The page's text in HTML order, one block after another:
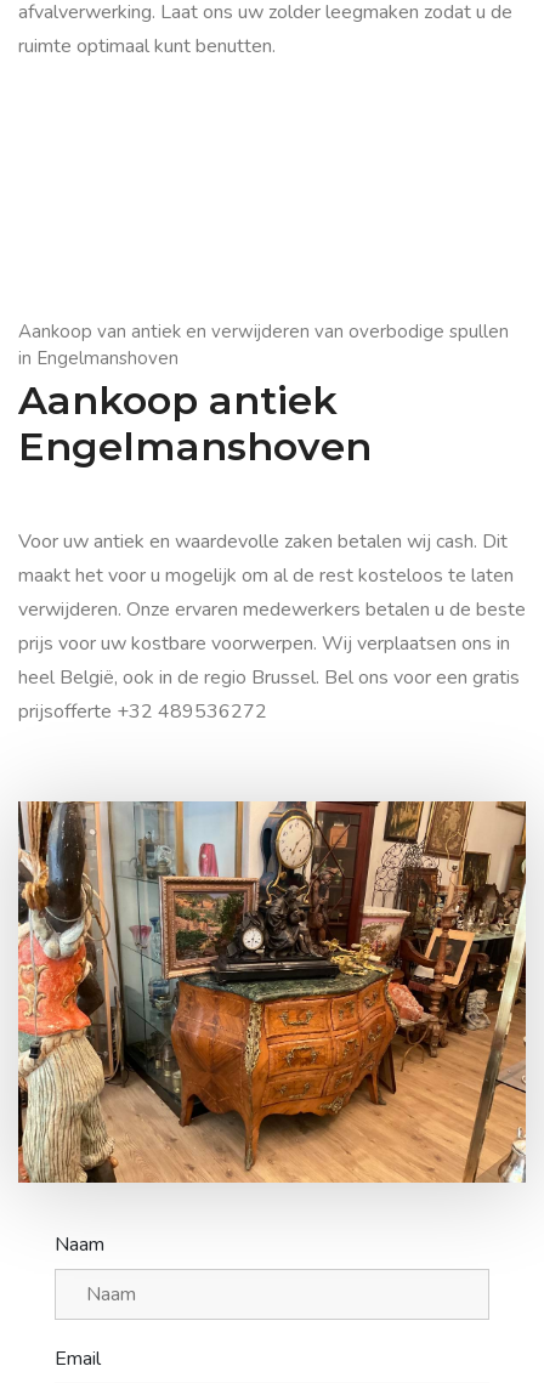
afvalverwerking. Laat ons uw zolder leegmaken zodat u de
ruimte optimaal kunt benutten.
Aankoop van antiek en verwijderen van overbodige spullen
in Engelmanshoven
Aankoop antiek
Engelmanshoven
Voor uw antiek en waardevolle zaken betalen wij cash. Dit
maakt het voor u mogelijk om al de rest kosteloos te laten
verwijderen. Onze ervaren medewerkers betalen u de beste
prijs voor uw kostbare voorwerpen. Wij verplaatsen ons in
heel België, ook in de regio Brussel. Bel ons voor een gratis
prijsofferte +32 489536272
Contact
Naam
Email